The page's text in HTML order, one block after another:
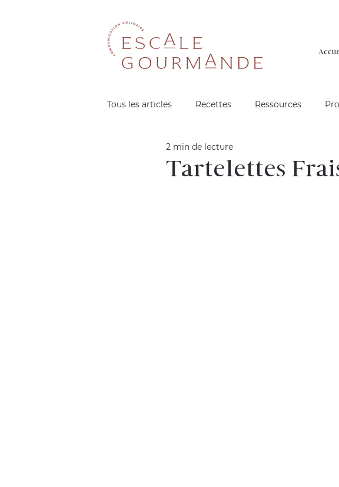
Tous les articles Recettes Ressources
Tartelettes
2 min de lecture